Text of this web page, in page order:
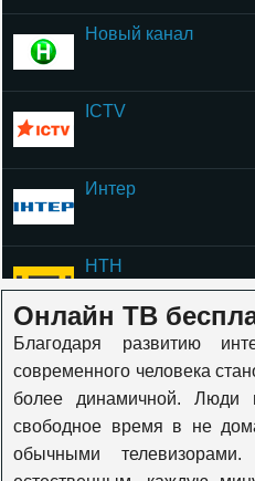
Новый канал
ICTV
Интер
НТН
ОЦЕ
К1
Онлайн ТВ
Благодаря развитию
современного человека
более динамичной. Люди
свободное время в не
обычными